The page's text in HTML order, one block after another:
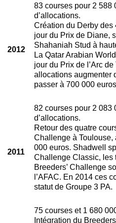
2012
83 courses pour 2 588
d’allocations.
Création du Derby
jour du Prix de Diane,
Shahaniah Stud à
La Qatar Arabian
jour du Prix de l’Arc
allocations augmenter
passer à 700 000 euros.
2011
82 courses pour 2 083
d’allocations.
Retour des quatre
Challenge à
000 euros. Shadwell
Challenge Classic, les
Breeders’ Challenge
l’AFAC. En 2014 ces
statut de Groupe 3 PA.
75 courses et 1 680
Intégration du